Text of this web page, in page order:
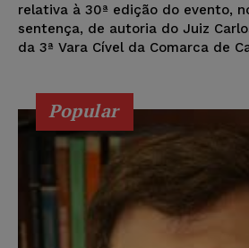
relativa à 30ª edição do evento,
sentença, de autoria do Juiz
da 3ª Vara Cível da Comarca de
Popular